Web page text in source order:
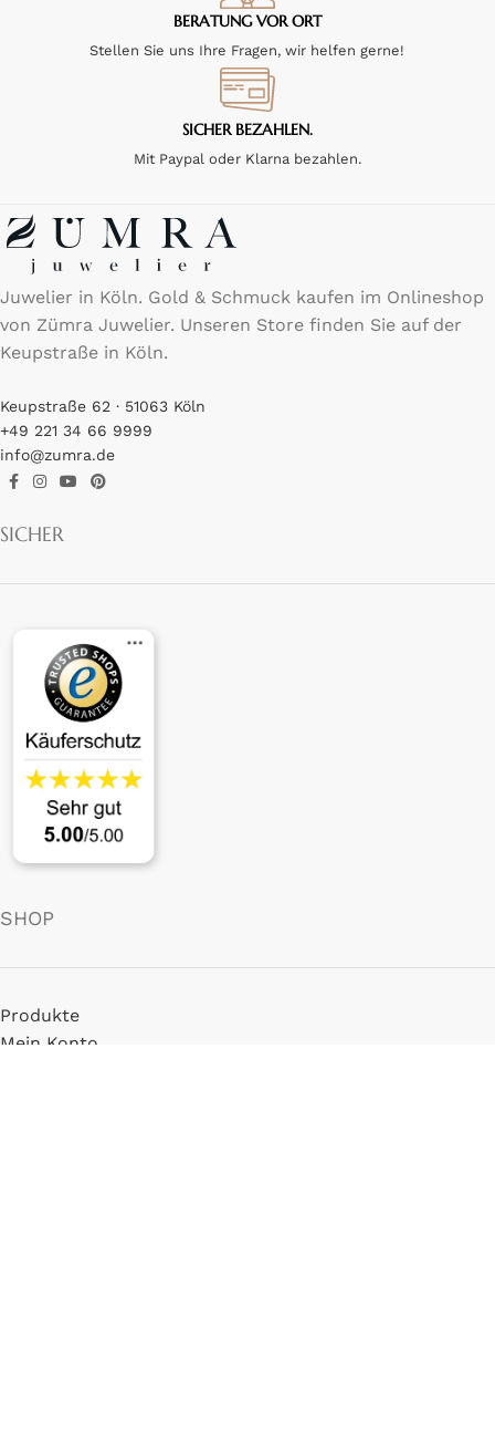
BERATUNG VOR ORT
Stellen Sie uns Ihre Fragen, wir helfen gerne!
SICHER BEZAHLEN.
Mit Paypal oder Klarna bezahlen.
Juwelier in Köln. Gold & Schmuck kaufen im Onlineshop
von Zümra Juwelier. Unseren Store finden Sie auf der
Keupstraße in Köln.
Keupstraße 62 · 51063 Köln
+49 221 34 66 9999
info@zumra.de
SICHER
SHOP
Produkte
Mein Konto